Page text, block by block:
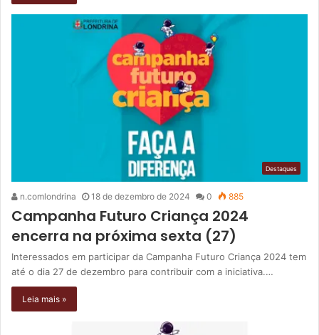
Destaques
n.comlondrina 18 de dezembro de 2024 0 885
Campanha Futuro Criança 2024
encerra na próxima sexta (27)
Interessados em participar da Campanha Futuro Criança 2024 tem
até o dia 27 de dezembro para contribuir com a iniciativa.…
Leia mais »